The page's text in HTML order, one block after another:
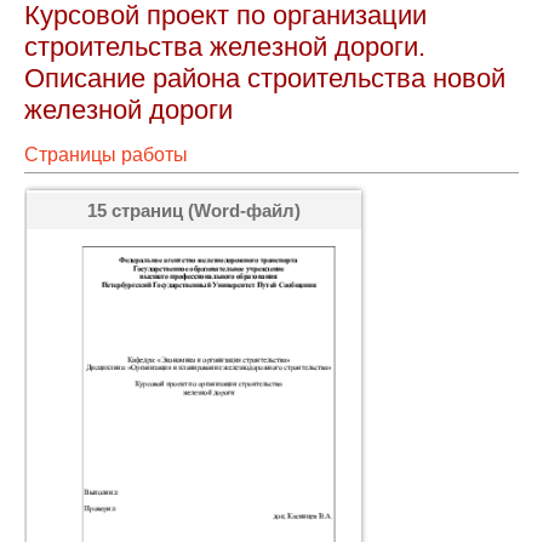
Курсовой проект по организации
строительства железной дороги.
Описание района строительства новой
железной дороги
Страницы работы
15 страниц (Word-файл)